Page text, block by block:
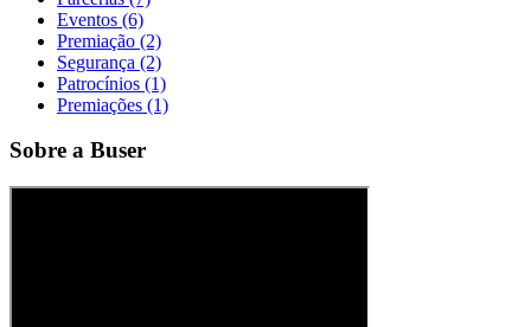
Eventos (6)
Premiação (2)
Segurança (2)
Patrocínios (1)
Premiações (1)
Sobre a Buser